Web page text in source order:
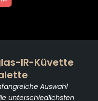
IR-Küvette
Auswahl
unterschiedlichsten